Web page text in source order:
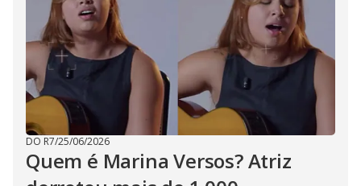
DO R7/25/06/2026
Quem é Marina Versos? Atriz